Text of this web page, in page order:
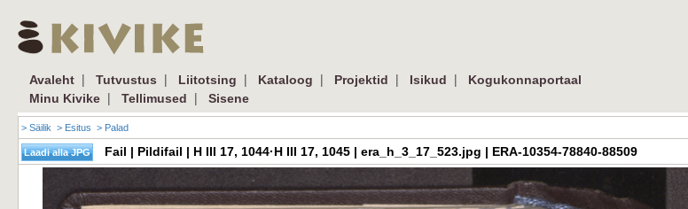
Avaleht | Tutvustus | Liitotsing | Kataloog | Projektid | Isikud |
Kogukonnaportaal
Minu Kivike | Tellimused | Sisene
> Säilik > Esitus > Palad
Fail | Pildifail | H III 17, 1044·H III 17, 1045 | era_h_3_17_523.jpg | ERA-10354-78840-88509